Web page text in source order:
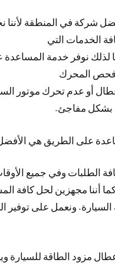
أفضل شركة في المنطقة
الخدمات التي
لذلك نوفر خدمة
وفحص المحرك
أو عدم تحرك موتور
بشكل مفاجئ.
على الطريق هي
كافة الطلبات وفي جميع
أننا مجهزين لحل كافة
السيارة. ونعمل على توفير
مزود الطاقة للسيارة